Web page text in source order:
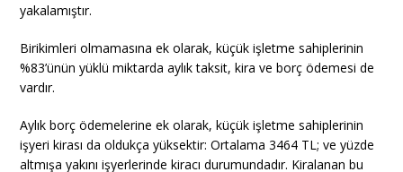
yakalamıştır.
Birikimleri olmamasına ek olarak, küçük işletme sahiplerinin
%83’ünün yüklü miktarda aylık taksit, kira ve borç ödemesi de
vardır.
Aylık borç ödemelerine ek olarak, küçük işletme sahiplerinin
işyeri kirası da oldukça yüksektir: Ortalama 3464 TL; ve yüzde
altmışa yakını işyerlerinde kiracı durumundadır. Kiralanan bu